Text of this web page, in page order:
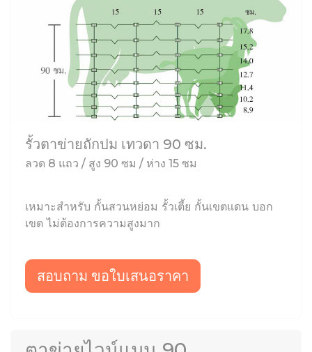
รั้วตาข่ายถักปม เทวดา 90 ซม.
ลวด 8 แถว / สูง 90 ซม / ห่าง 15 ซม
เหมาะสำหรับ กั้นสวนหย่อม รั้วเตี้ย กั้นเขตแดน บอก
เขต ไม่ต้องการความสูงมาก
สอบถาม ขอใบเสนอราคา